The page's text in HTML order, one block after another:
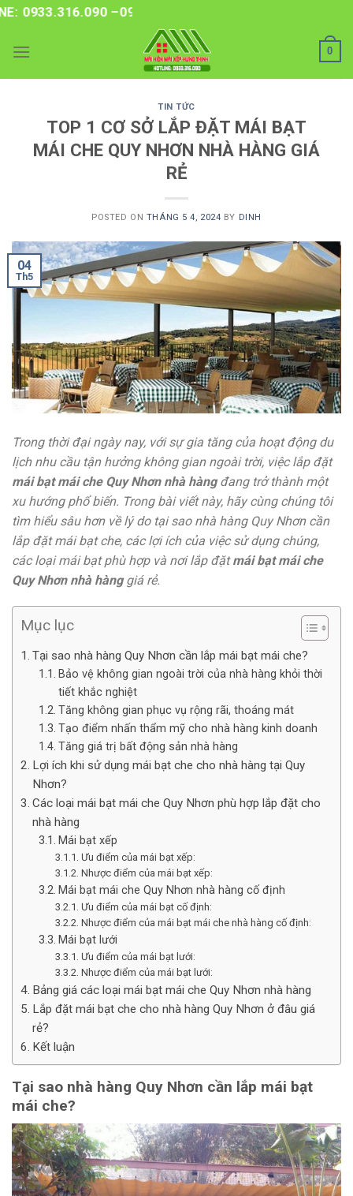
Skip
content
–0986.212.208
0
TIN TỨC
TOP 1 CƠ SỞ LẮP ĐẶT MÁI BẠT
MÁI CHE QUY NHƠN NHÀ HÀNG GIÁ
RẺ
POSTED ON THÁNG 5 4, 2024 BY DINH
04
Th5
Trong thời đại ngày nay, với sự gia tăng của hoạt động du
lịch nhu cầu tận hưởng không gian ngoài trời, việc lắp đặt
mái bạt mái che Quy Nhơn nhà hàngđang trở thành một
xu hướng phổ biến. Trong bài viết này, hãy cùng chúng tôi
tìm hiểu sâu hơn về lý do tại sao nhà hàng Quy Nhơn cần
lắp đặt mái bạt che, các lợi ích của việc sử dụng chúng,
các loại mái bạt phù hợp và nơi lắp đặtmái bạt mái che
Quy Nhơn nhà hànggiá rẻ.
Mục lục
Tại sao nhà hàng Quy Nhơn cần lắp mái bạt mái che?
Bảo vệ không gian ngoài trời của nhà hàng khỏi thời
tiết khắc nghiệt
Tăng không gian phục vụ rộng rãi, thoáng mát
Tạo điểm nhấn thẩm mỹ cho nhà hàng kinh doanh
Tăng giá trị bất động sản nhà hàng
Lợi ích khi sử dụng mái bạt che cho nhà hàng tại Quy
Nhơn?
Các loại mái bạt mái che Quy Nhơn phù hợp lắp đặt cho
nhà hàng
Mái bạt xếp
Ưu điểm của mái bạt xếp:
Nhược điểm của mái bạt xếp:
Mái bạt mái che Quy Nhơn nhà hàng cố định
Ưu điểm của mái bạt cố định:
Nhược điểm của mái bạt mái che nhà hàng cố định:
Mái bạt lưới
Ưu điểm của mái bạt lưới:
Nhược điểm của mái bạt lưới:
Bảng giá các loại mái bạt mái che Quy Nhơn nhà hàng
Lắp đặt mái bạt che cho nhà hàng Quy Nhơn ở đâu giá
rẻ?
Kết luận
Tại sao nhà hàng Quy Nhơn cần lắp mái bạt
mái che?